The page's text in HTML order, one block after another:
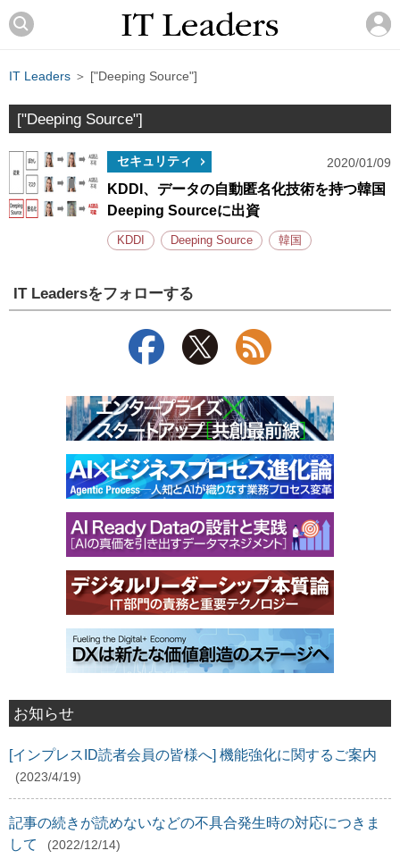
IT Leaders ＞ ["Deeping Source"]
["Deeping Source"]
セキュリティ 2020/01/09
KDDI、データの自動匿名化技術を持つ韓国
Deeping Sourceに出資
KDDI Deeping Source 韓国
IT Leadersをフォローする
お知らせ
[インプレスID読者会員の皆様へ] 機能強化に関するご案内
(2023/4/19)
記事の続きが読めないなどの不具合発生時の対応につきま
して
(2022/12/14)